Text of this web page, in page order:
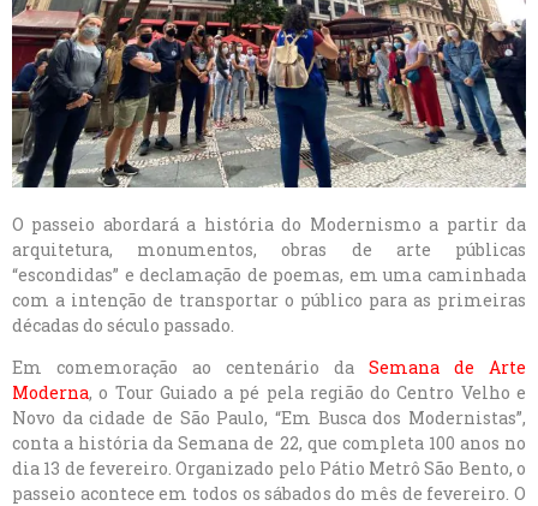
O passeio abordará a história do Modernismo a partir da
arquitetura, monumentos, obras de arte públicas
“escondidas” e declamação de poemas, em uma caminhada
com a intenção de transportar o público para as primeiras
décadas do século passado.
Em comemoração ao centenário da Semana de Arte
Moderna, o Tour Guiado a pé pela região do Centro Velho e
Novo da cidade de São Paulo, “Em Busca dos Modernistas”,
conta a história da Semana de 22, que completa 100 anos no
dia 13 de fevereiro. Organizado pelo Pátio Metrô São Bento, o
passeio acontece em todos os sábados do mês de fevereiro. O